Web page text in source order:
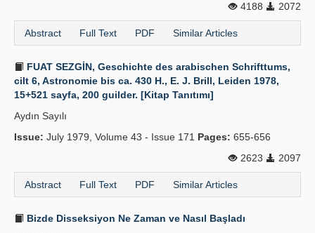
4188
2072
Abstract Full Text PDF Similar Articles
FUAT SEZGİN, Geschichte des arabischen Schrifttums,
cilt 6, Astronomie bis ca. 430 H., E. J. Brill, Leiden 1978,
15+521 sayfa, 200 guilder. [Kitap Tanıtımı]
Aydın Sayılı
Issue: July 1979, Volume 43 - Issue 171 Pages: 655-656
2623
2097
Abstract Full Text PDF Similar Articles
Bizde Disseksiyon Ne Zaman ve Nasıl Başladı